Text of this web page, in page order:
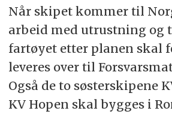
Når skipet kommer til
arbeid med utrustning og
fartøyet etter planen skal
leveres over til
Også de to søsterskipene
KV Hopen skal bygges i